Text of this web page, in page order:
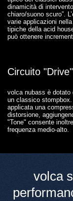
dinamicità di
chiaro/suono scuro”.
varie applicazioni
tipiche della acid
può ottenere
Circuito
volca nubass è dotato
un classico
applicata una
distorsione,
"Tone" consente
frequenza medio-alto.
volca